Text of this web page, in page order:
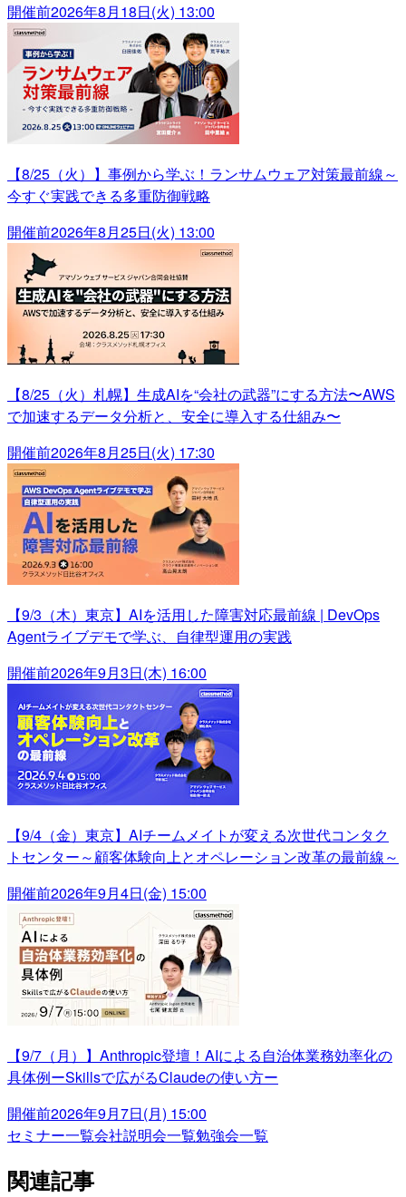
開催前2026年8月18日(火) 13:00
【8/25（火）】事例から学ぶ！ランサムウェア対策最前線～
今すぐ実践できる多重防御戦略
開催前2026年8月25日(火) 13:00
【8/25（火）札幌】生成AIを“会社の武器”にする方法〜AWS
で加速するデータ分析と、安全に導入する仕組み〜
開催前2026年8月25日(火) 17:30
【9/3（木）東京】AIを活用した障害対応最前線 | DevOps
Agentライブデモで学ぶ、自律型運用の実践
開催前2026年9月3日(木) 16:00
【9/4（金）東京】AIチームメイトが変える次世代コンタク
トセンター～顧客体験向上とオペレーション改革の最前線～
開催前2026年9月4日(金) 15:00
【9/7（月）】Anthropic登壇！AIによる自治体業務効率化の
具体例ーSkillsで広がるClaudeの使い方ー
開催前2026年9月7日(月) 15:00
セミナー一覧会社説明会一覧勉強会一覧
関連記事